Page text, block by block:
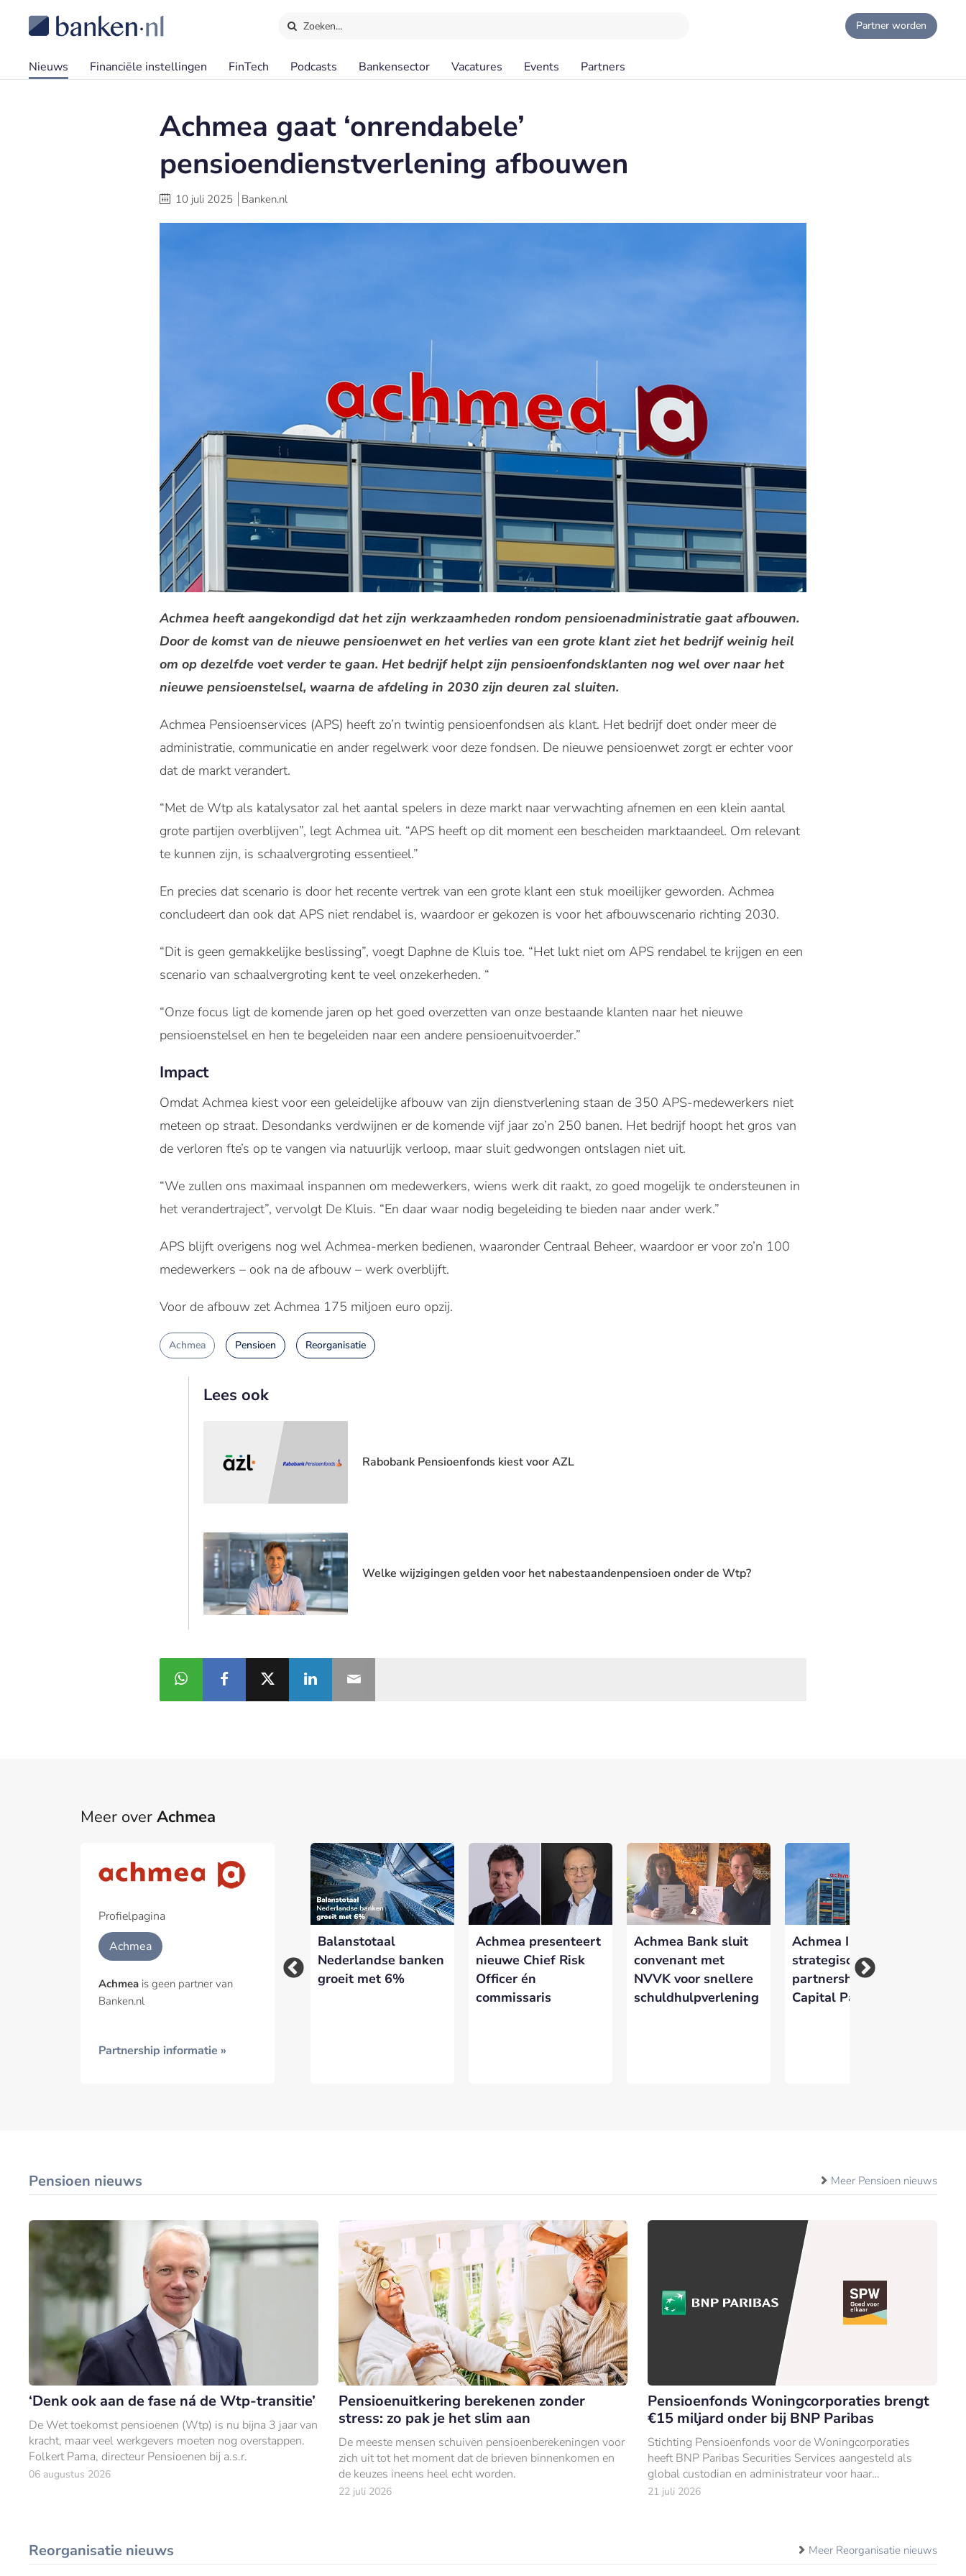
Zoeken… Partner worden
Nieuws Financiële instellingen FinTech Podcasts Bankensector Vacatures Events Partners
Achmea gaat ‘onrendabele’
pensioendienstverlening afbouwen
10 juli 2025 Banken.nl
Achmea heeft aangekondigd dat het zijn werkzaamheden rondom pensioenadministratie gaat afbouwen.
Door de komst van de nieuwe pensioenwet en het verlies van een grote klant ziet het bedrijf weinig heil
om op dezelfde voet verder te gaan. Het bedrijf helpt zijn pensioenfondsklanten nog wel over naar het
nieuwe pensioenstelsel, waarna de afdeling in 2030 zijn deuren zal sluiten.
Achmea Pensioenservices (APS) heeft zo’n twintig pensioenfondsen als klant. Het bedrijf doet onder meer de
administratie, communicatie en ander regelwerk voor deze fondsen. De nieuwe pensioenwet zorgt er echter voor
dat de markt verandert.
“Met de Wtp als katalysator zal het aantal spelers in deze markt naar verwachting afnemen en een klein aantal
grote partijen overblijven”, legt Achmea uit. “APS heeft op dit moment een bescheiden marktaandeel. Om relevant
te kunnen zijn, is schaalvergroting essentieel.”
En precies dat scenario is door het recente vertrek van een grote klant een stuk moeilijker geworden. Achmea
concludeert dan ook dat APS niet rendabel is, waardoor er gekozen is voor het afbouwscenario richting 2030.
“Dit is geen gemakkelijke beslissing”, voegt Daphne de Kluis toe. “Het lukt niet om APS rendabel te krijgen en een
scenario van schaalvergroting kent te veel onzekerheden. “
“Onze focus ligt de komende jaren op het goed overzetten van onze bestaande klanten naar het nieuwe
pensioenstelsel en hen te begeleiden naar een andere pensioenuitvoerder.”
Impact
Omdat Achmea kiest voor een geleidelijke afbouw van zijn dienstverlening staan de 350 APS-medewerkers niet
meteen op straat. Desondanks verdwijnen er de komende vijf jaar zo’n 250 banen. Het bedrijf hoopt het gros van
de verloren fte’s op te vangen via natuurlijk verloop, maar sluit gedwongen ontslagen niet uit.
“We zullen ons maximaal inspannen om medewerkers, wiens werk dit raakt, zo goed mogelijk te ondersteunen in
het verandertraject”, vervolgt De Kluis. “En daar waar nodig begeleiding te bieden naar ander werk.”
APS blijft overigens nog wel Achmea-merken bedienen, waaronder Centraal Beheer, waardoor er voor zo’n 100
medewerkers – ook na de afbouw – werk overblijft.
Voor de afbouw zet Achmea 175 miljoen euro opzij.
Achmea Pensioen Reorganisatie
Lees ook
Rabobank Pensioenfonds kiest voor AZL
Welke wijzigingen gelden voor het nabestaandenpensioen onder de Wtp?
Meer over Achmea
Profielpagina
Achmea
Achmea is geen partner van
Banken.nl
Partnership informatie »
Partnerships bij Banken.nl
Een partnership met Banken.nl biedt diverse mogelijkheden om je merk te versterken en zichtbaar te maken op
het platform voor de Nederlandse bankensector.
Geïnteresseerd in meer informatie?
Laat hieronder je gegevens achter.
Georgette Fijneman
zwaait na acht jaar
divisievoorzitter bij
Michiel Delfos
verlaat Raad van
Bestuur Achmea
Balanstotaal
Nederlandse banken
groeit met 6%
Achmea presenteert
nieuwe Chief Risk
Officer én
commissaris
Achmea Bank sluit
convenant met
NVVK voor snellere
schuldhulpverlening
Achmea IM sluit
strategisch
partnership met LGT
Capital Partners
Pensioen nieuws Meer Pensioen nieuws
‘Denk ook aan de fase ná de Wtp-transitie’
De Wet toekomst pensioenen (Wtp) is nu bijna 3 jaar van
kracht, maar veel werkgevers moeten nog overstappen.
Folkert Pama, directeur Pensioenen bij a.s.r.
06 augustus 2026
Pensioenuitkering berekenen zonder
stress: zo pak je het slim aan
De meeste mensen schuiven pensioenberekeningen voor
zich uit tot het moment dat de brieven binnenkomen en
de keuzes ineens heel echt worden.
22 juli 2026
Pensioenfonds Woningcorporaties brengt
€15 miljard onder bij BNP Paribas
Stichting Pensioenfonds voor de Woningcorporaties
heeft BNP Paribas Securities Services aangesteld als
global custodian en administrateur voor haar
beleggingen van €15 mld (per 31 december 2025).
21 juli 2026
Reorganisatie nieuws Meer Reorganisatie nieuws